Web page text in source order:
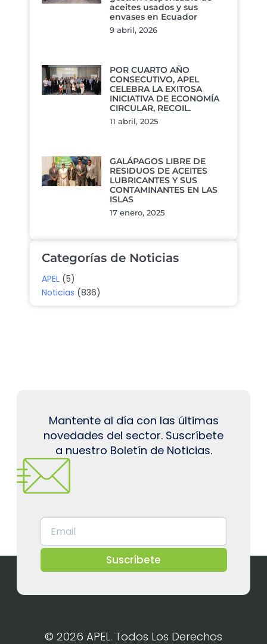
aceites usados y sus
envases en Ecuador
9 abril, 2026
POR CUARTO AÑO
CONSECUTIVO, APEL
CELEBRA LA EXITOSA
INICIATIVA DE ECONOMÍA
CIRCULAR, RECOIL.
11 abril, 2025
GALÁPAGOS LIBRE DE
RESIDUOS DE ACEITES
LUBRICANTES Y SUS
CONTAMINANTES EN LAS
ISLAS
17 enero, 2025
Categorías de Noticias
APEL (5)
Noticias (836)
Mantente al día con las últimas
novedades del sector. Suscríbete
a nuestro Boletín de Noticias.
Suscríbete
© 2026 APEL. Todos Los Derechos